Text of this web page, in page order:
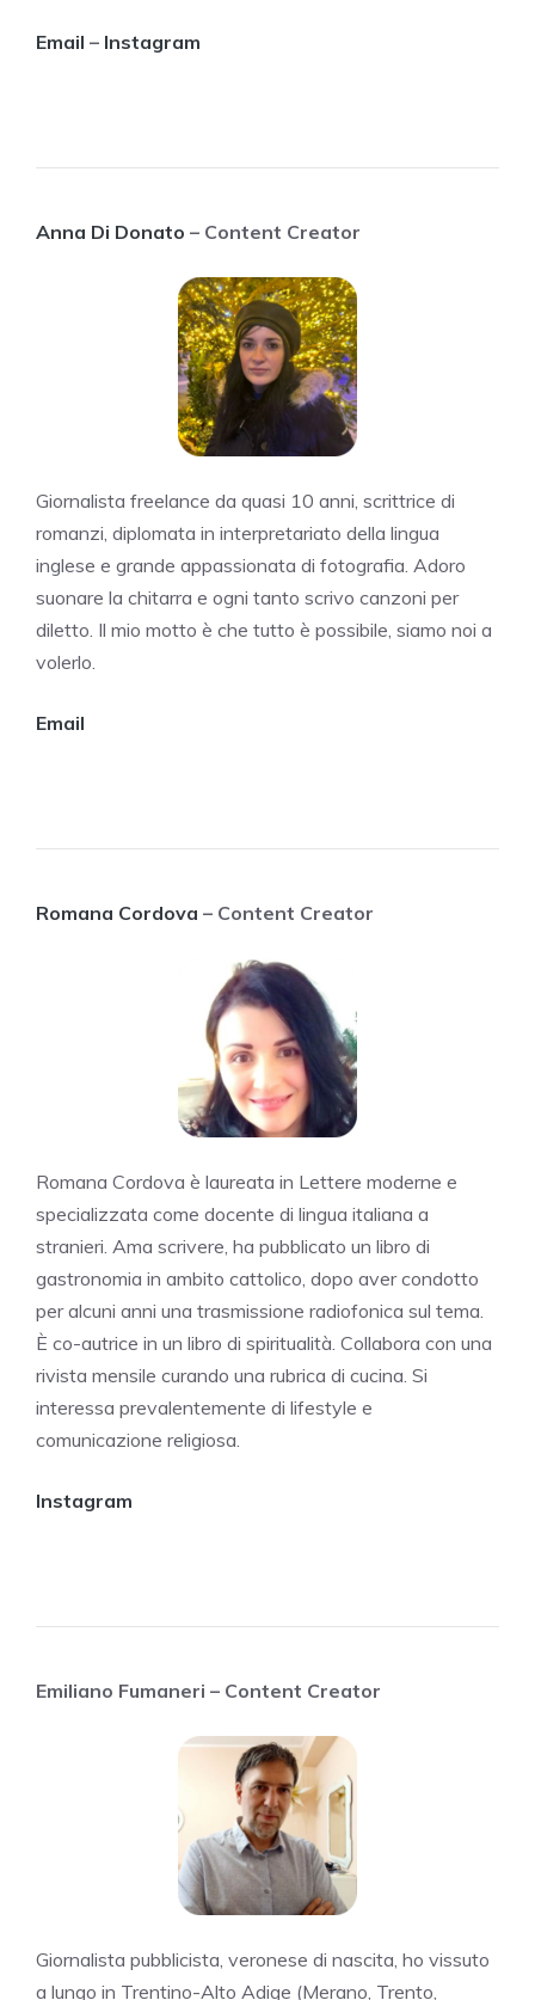
Email – Instagram
Anna Di Donato – Content Creator
Giornalista freelance da quasi 10 anni, scrittrice di
romanzi, diplomata in interpretariato della lingua
inglese e grande appassionata di fotografia. Adoro
suonare la chitarra e ogni tanto scrivo canzoni per
diletto. Il mio motto è che tutto è possibile, siamo noi a
volerlo.
Email
Romana Cordova – Content Creator
Romana Cordova è laureata in Lettere moderne e
specializzata come docente di lingua italiana a
stranieri. Ama scrivere, ha pubblicato un libro di
gastronomia in ambito cattolico, dopo aver condotto
per alcuni anni una trasmissione radiofonica sul tema.
È co-autrice in un libro di spiritualità. Collabora con una
rivista mensile curando una rubrica di cucina. Si
interessa prevalentemente di lifestyle e
comunicazione religiosa.
Instagram
Emiliano Fumaneri – Content Creator
Giornalista pubblicista, veronese di nascita, ho vissuto
a lungo in Trentino-Alto Adige (Merano, Trento,